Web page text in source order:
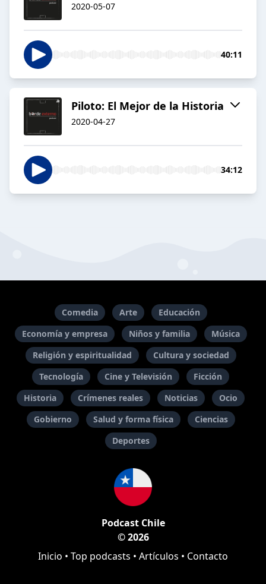
2020-05-07
40:11
Piloto: El Mejor de la Historia
2020-04-27
34:12
Comedia Arte
Educación
Economía y empresa
Niños y familia
Música
Religión y espiritualidad
Cultura y sociedad
Tecnología
Cine y Televisión
Ficción
Historia
Crímenes reales Noticias
Ocio
Gobierno
Salud y forma física
Ciencias
Deportes
Podcast Chile
© 2026
Inicio • Top podcasts • Artículos • Contacto